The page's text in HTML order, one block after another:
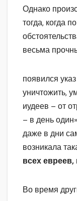
Однако
тогда, когда
весьма
появился
уничтожить,
иудеев – от
– в день
даже в дни
возникала
всех евреев,
Во время